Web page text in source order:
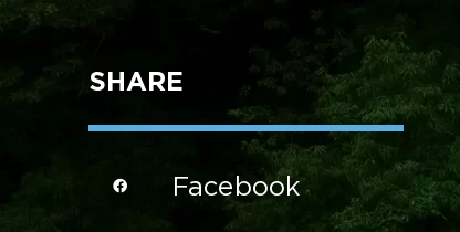
SHARE
Facebook